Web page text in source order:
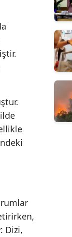
Dizi,